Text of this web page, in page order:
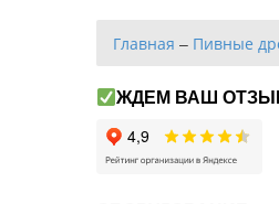
Главная – Пивные
ЖДЕМ ВАШ